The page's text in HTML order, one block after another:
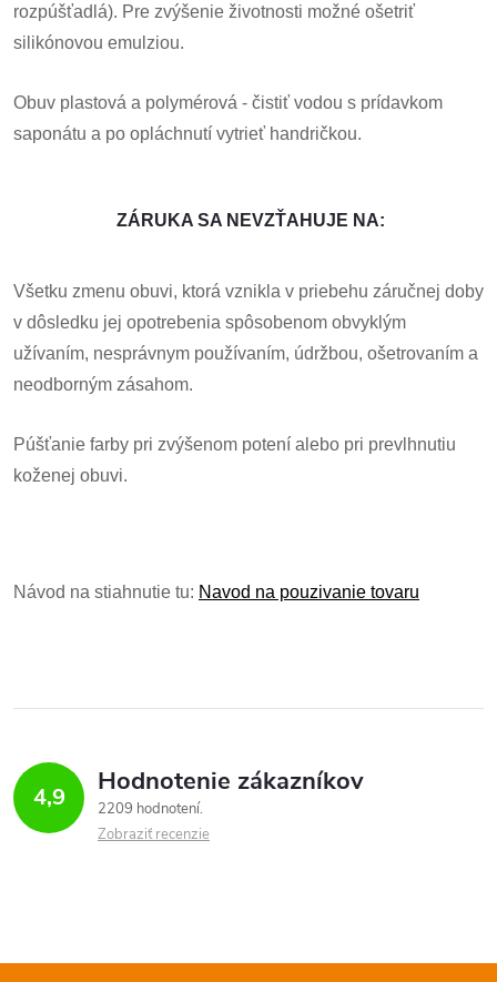
rozpúšťadlá). Pre zvýšenie životnosti možné ošetriť
silikónovou emulziou.
Obuv plastová a polymérová - čistiť vodou s prídavkom
saponátu a po opláchnutí vytrieť handričkou.
ZÁRUKA SA NEVZŤAHUJE NA:
Všetku zmenu obuvi, ktorá vznikla v priebehu záručnej doby
v dôsledku jej opotrebenia spôsobenom obvyklým
užívaním, nesprávnym používaním, údržbou, ošetrovaním a
neodborným zásahom.
Púšťanie farby pri zvýšenom potení alebo pri prevlhnutiu
koženej obuvi.
Návod na stiahnutie tu: Navod na pouzivanie tovaru
4,9 Hodnotenie zákazníkov
2209 hodnotení
Zobraziť recenzie